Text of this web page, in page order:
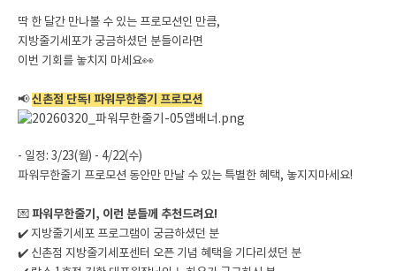
딱 한 달간 만나볼 수 있는 프로모션인 만큼,
지방줄기세포가 궁금하셨던 분들이라면
이번 기회를 놓치지 마세요👀
📢신촌점 단독! 파워무한줄기 프로모션
- 일정: 3/23(월) - 4/22(수)
파워무한줄기 프로모션 동안만 만날 수 있는 특별한 혜택, 놓지지마세요!
💌 파워무한줄기, 이런 분들께 추천드려요!
✔️ 지방줄기세포 프로그램이 궁금하셨던 분
✔️ 신촌점 지방줄기세포센터 오픈 기념 혜택을 기다리셨던 분